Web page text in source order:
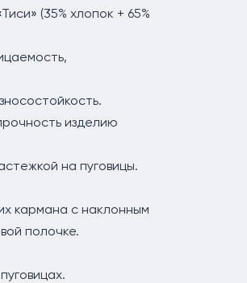
(35% хлопок + 65%
изделию
на пуговицы.
кармана с наклонным
полочке.